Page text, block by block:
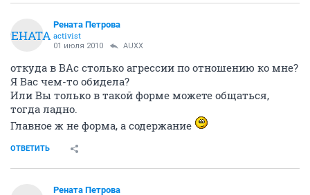
РЕНАТА
Рената Петрова
activist
01 июля 2010 AUXX
откуда в ВАс столько агрессии по отношению ко мне?
Я Вас чем-то обидела?
Или Вы только в такой форме можете общаться,
тогда ладно.
Главное ж не форма, а содержание
ОТВЕТИТЬ
Рената Петрова